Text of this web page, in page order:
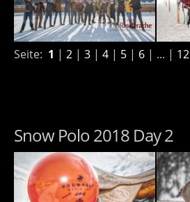
Seite: 1 | 2 | 3 | 4 | 5 | 6 | ... | 12
Snow Polo 2018 Day 2